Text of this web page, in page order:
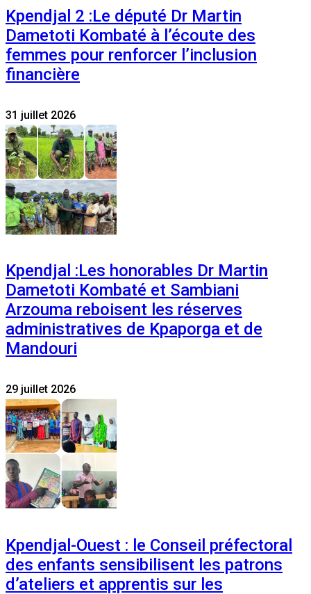
Kpendjal 2 :Le député Dr Martin
Dametoti Kombaté à l’écoute des
femmes pour renforcer l’inclusion
financière
31 juillet 2026
Kpendjal :Les honorables Dr Martin
Dametoti Kombaté et Sambiani
Arzouma reboisent les réserves
administratives de Kpaporga et de
Mandouri
29 juillet 2026
Kpendjal-Ouest : le Conseil préfectoral
des enfants sensibilisent les patrons
d’ateliers et apprentis sur les